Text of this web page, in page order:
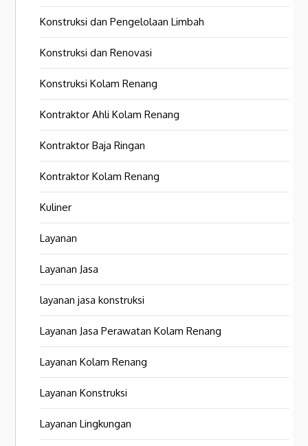
Konstruksi dan Pengelolaan Limbah
Konstruksi dan Renovasi
Konstruksi Kolam Renang
Kontraktor Ahli Kolam Renang
Kontraktor Baja Ringan
Kontraktor Kolam Renang
Kuliner
Layanan
Layanan Jasa
layanan jasa konstruksi
Layanan Jasa Perawatan Kolam Renang
Layanan Kolam Renang
Layanan Konstruksi
Layanan Lingkungan